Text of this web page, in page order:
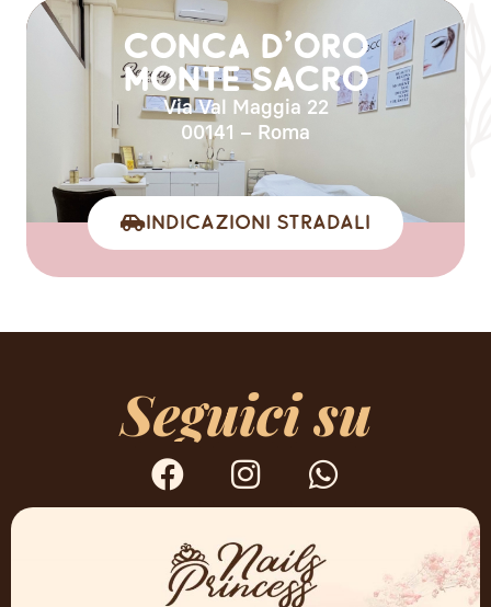
conca d'oro
Monte Sacro
Via Val Maggia 22
00141 – Roma
Indicazioni stradali
Seguici su